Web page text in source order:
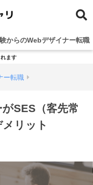
からのWebデザイナー転職
ます
ー転職
がSES（客先常
リット